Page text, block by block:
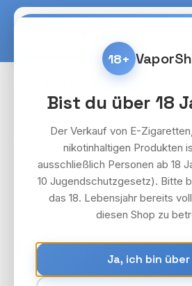
Zum Hauptinhalt springen
Bildergalerie überspringen
18+
Bist du über 18
Der Verkauf von E-
nikotinhaltigen Produkten
ausschließlich Personen ab 18
10 Jugendschutzgesetz). Bitte
das 18. Lebensjahr bereits
diesen Shop zu
Ja, ich bin über